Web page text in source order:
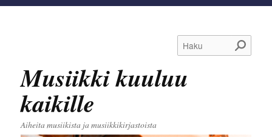
Haku
Musiikki kuuluu
kaikille
Aiheita musiikista ja musiikkikirjastoista